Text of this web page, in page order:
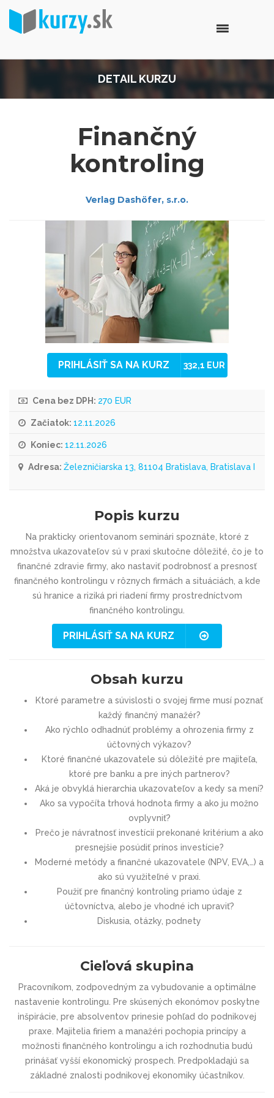
DETAIL KURZU
Finančný
kontroling
Verlag Dashöfer, s.r.o.
PRIHLÁSIŤ SA NA KURZ 332,1 EUR
Cena bez DPH: 270 EUR
Začiatok: 12.11.2026
Koniec: 12.11.2026
Adresa: Železničiarska 13, 81104 Bratislava, Bratislava I
Popis kurzu
Na prakticky orientovanom seminári spoznáte, ktoré z
množstva ukazovateľov sú v praxi skutočne dôležité, čo je to
finančné zdravie firmy, ako nastaviť podrobnosť a presnosť
finančného kontrolingu v rôznych firmách a situáciách, a kde
sú hranice a riziká pri riadení firmy prostredníctvom
finančného kontrolingu.
PRIHLÁSIŤ SA NA KURZ
Obsah kurzu
Ktoré parametre a súvislosti o svojej firme musí poznať
každý finančný manažér?
Ako rýchlo odhadnúť problémy a ohrozenia firmy z
účtovných výkazov?
Ktoré finančné ukazovatele sú dôležité pre majiteľa,
ktoré pre banku a pre iných partnerov?
Aká je obvyklá hierarchia ukazovateľov a kedy sa mení?
Ako sa vypočíta trhová hodnota firmy a ako ju možno
ovplyvniť?
Prečo je návratnosť investícií prekonané kritérium a ako
presnejšie posúdiť prínos investície?
Moderné metódy a finančné ukazovatele (NPV, EVA,…) a
ako sú využiteľné v praxi.
Použiť pre finančný kontroling priamo údaje z
účtovníctva, alebo je vhodné ich upraviť?
Diskusia, otázky, podnety
Cieľová skupina
Pracovníkom, zodpovedným za vybudovanie a optimálne
nastavenie kontrolingu. Pre skúsených ekonómov poskytne
inšpirácie, pre absolventov prinesie pohľad do podnikovej
praxe. Majitelia firiem a manažéri pochopia princípy a
možnosti finančného kontrolingu a ich rozhodnutia budú
prinášať vyšší ekonomický prospech. Predpokladajú sa
základné znalosti podnikovej ekonomiky účastníkov.